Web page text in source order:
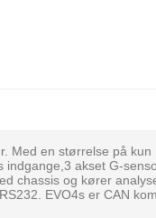
Med en størrelse på
akset G-
chassis og kører
EVO4s er CAN